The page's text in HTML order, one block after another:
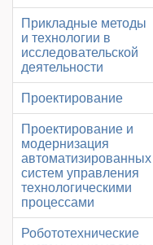
Прикладные методы
и технологии в
исследовательской
деятельности
Проектирование
Проектирование и
модернизация
автоматизированных
систем управления
технологическими
процессами
Робототехнические